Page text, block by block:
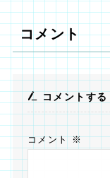
コメント
コメントする
コメント※